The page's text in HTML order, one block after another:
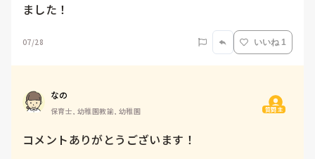
ました！
07/28 いいね 1
なの
保育士, 幼稚園教諭, 幼稚園 質問主
コメントありがとうございます！